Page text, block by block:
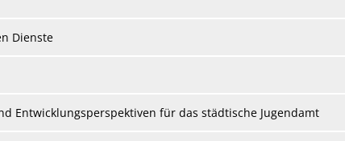
Dienste
Entwicklungsperspektiven für das städtische Jugendamt